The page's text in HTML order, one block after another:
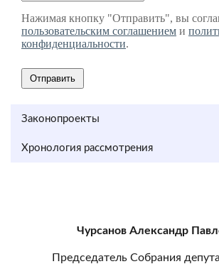
Законопроекты
Хронология рассмотрения
Чурсанов Александр
Председатель Собрания